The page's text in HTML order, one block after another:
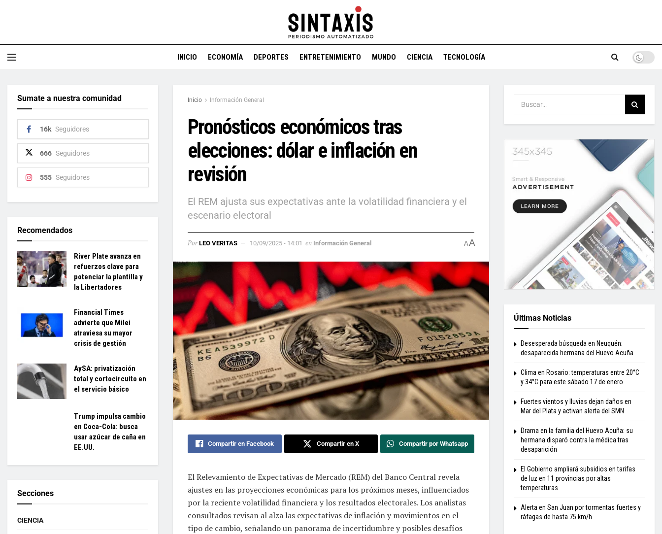
INICIO ECONOMÍA DEPORTES ENTRETENIMIENTO MUNDO CIENCIA TECNOLOGÍA
Inicio Información General
Pronósticos económicos tras
elecciones: dólar e inflación en
revisión
El REM ajusta sus expectativas ante la volatilidad financiera y el
escenario electoral
Por LEO VERITAS 10/09/2025 - 14:01 en Información General AA
Compartir en Facebook Compartir en X Compartir por Whatsapp
El Relevamiento de Expectativas de Mercado (REM) del Banco Central revela
ajustes en las proyecciones económicas para los próximos meses, influenciados
por la reciente volatilidad financiera y los resultados electorales. Los analistas
consultados revisan al alza las expectativas de inflación y movimientos en el
tipo de cambio, señalando un panorama de incertidumbre y posibles desafíos
Sumate a nuestra comunidad
16k Seguidores
666 Seguidores
555 Seguidores
Recomendados
River Plate avanza en
refuerzos clave para
potenciar la plantilla y
la Libertadores
Financial Times
advierte que Milei
atraviesa su mayor
crisis de gestión
AySA: privatización
total y cortocircuito en
el servicio básico
Trump impulsa cambio
en Coca-Cola: busca
usar azúcar de caña en
EE.UU.
Secciones
CIENCIA
Últimas Noticias
Desesperada búsqueda en Neuquén:
desaparecida hermana del Huevo Acuña
Clima en Rosario: temperaturas entre 20°C
y 34°C para este sábado 17 de enero
Fuertes vientos y lluvias dejan daños en
Mar del Plata y activan alerta del SMN
Drama en la familia del Huevo Acuña: su
hermana disparó contra la médica tras
desaparición
El Gobierno ampliará subsidios en tarifas
de luz en 11 provincias por altas
temperaturas
Alerta en San Juan por tormentas fuertes y
ráfagas de hasta 75 km/h